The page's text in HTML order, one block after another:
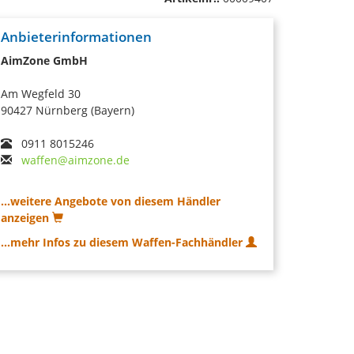
Anbieterinformationen
AimZone GmbH
Am Wegfeld 30
90427 Nürnberg (Bayern)
0911 8015246
waffen@aimzone.de
...weitere Angebote von diesem Händler
anzeigen
...mehr Infos zu diesem Waffen-Fachhändler